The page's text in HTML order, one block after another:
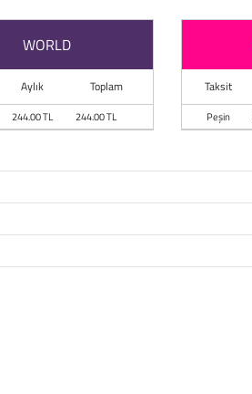
WORLD
Aylık Toplam
244.00 TL 244.00 TL
Taksit
Peşin